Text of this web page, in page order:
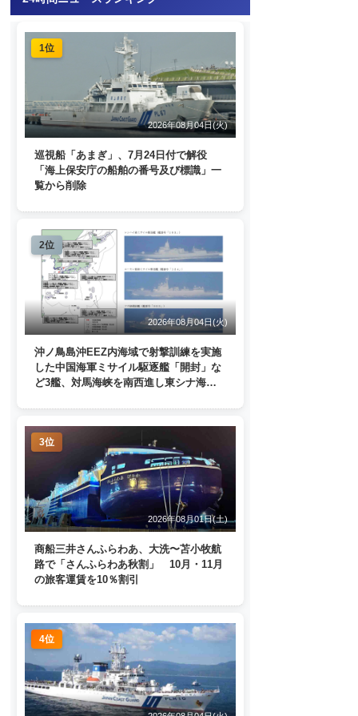
1位
2026年08月04日(火)
巡視船「あまぎ」、7月24日付で解役
「海上保安庁の船舶の番号及び標識」一
覧から削除
2位
2026年08月04日(火)
沖ノ鳥島沖EEZ内海域で射撃訓練を実施
した中国海軍ミサイル駆逐艦「開封」な
ど3艦、対馬海峡を南西進し東シナ海
3位
2026年08月01日(土)
商船三井さんふらわあ、大洗〜苫小牧航
路で「さんふらわあ秋割」 10月・11月
の旅客運賃を10％割引
4位